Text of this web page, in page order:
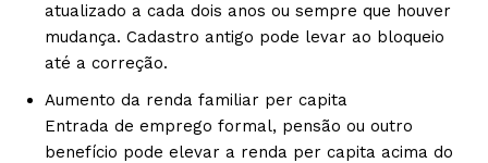
atualizado a cada dois anos ou sempre que houver
mudança. Cadastro antigo pode levar ao bloqueio
até a correção.
Aumento da renda familiar per capita
Entrada de emprego formal, pensão ou outro
benefício pode elevar a renda per capita acima do